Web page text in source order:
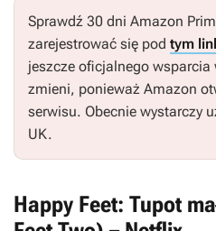
Sprawdź 30 dni Amazon
zarejestrować się pod tym
jeszcze oficjalnego wsparcia
zmieni, ponieważ Amazon
serwisu. Obecnie wystarczy
UK.
Happy Feet: Tupot